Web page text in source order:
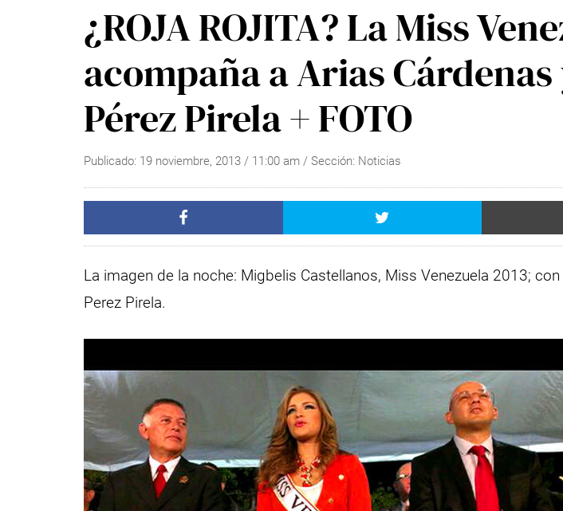
¿ROJA ROJITA? La Miss
acompaña a Arias Cárdenas
Pérez Pirela + FOTO
Publicado: 19 noviembre, 2013 / 11:00 am/ Sección: Noticias
La imagen de la noche: Migbelis Castellanos, Miss Venezuela 2013;
Perez Pirela.